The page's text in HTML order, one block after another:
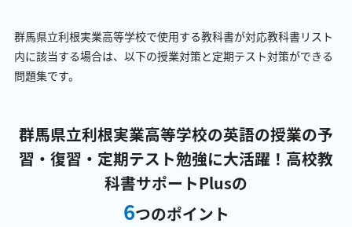
群馬県立利根実業高等学校で使用する教科書が対応教科書リスト
内に該当する場合は、以下の授業対策と定期テスト対策ができる
問題集です。
群馬県立利根実業高等学校の英語の授業の予
習・復習・定期テスト勉強に大活躍！ 高校教
科書サポートPlusの
6つのポイント